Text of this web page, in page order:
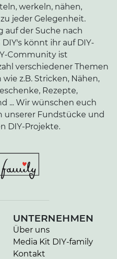
werkeln, nähen,
jeder Gelegenheit.
auf der Suche nach
könnt ihr auf DIY-
Community ist
verschiedener Themen
z.B. Stricken, Nähen,
Rezepte,
... Wir wünschen euch
unserer Fundstücke und
DIY-Projekte.
UNTERNEHMEN
Über uns
Media Kit DIY-family
Kontakt